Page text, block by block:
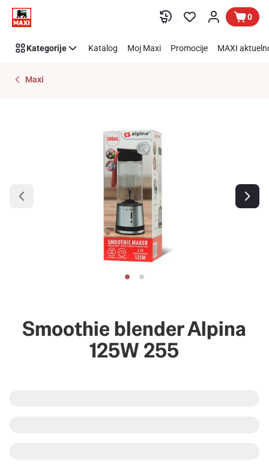
Preskoči link 0
Kategorije Katalog Moj Maxi Promocije MAXI
Maxi
Smoothie blender Alpina
125W 255